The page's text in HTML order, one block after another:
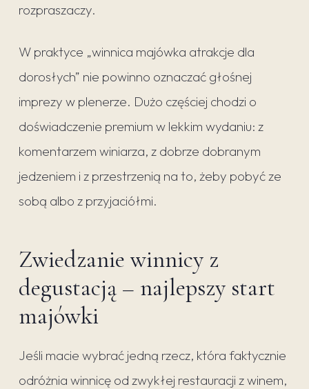
rozpraszaczy.
W praktyce „winnica majówka atrakcje dla
dorosłych” nie powinno oznaczać głośnej
imprezy w plenerze. Dużo częściej chodzi o
doświadczenie premium w lekkim wydaniu: z
komentarzem winiarza, z dobrze dobranym
jedzeniem i z przestrzenią na to, żeby pobyć ze
sobą albo z przyjaciółmi.
Zwiedzanie winnicy z
degustacją – najlepszy start
majówki
Jeśli macie wybrać jedną rzecz, która faktycznie
odróżnia winnicę od zwykłej restauracji z winem,